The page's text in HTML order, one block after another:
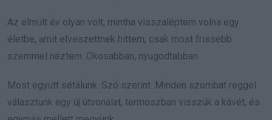
Az elmúlt év olyan volt, mintha visszaléptem volna egy
életbe, amit elveszettnek hittem, csak most frissebb
szemmel néztem. Okosabban, nyugodtabban.
Most együtt sétálunk. Szó szerint. Minden szombat reggel
választunk egy új útvonalat, termoszban visszük a kávét, és